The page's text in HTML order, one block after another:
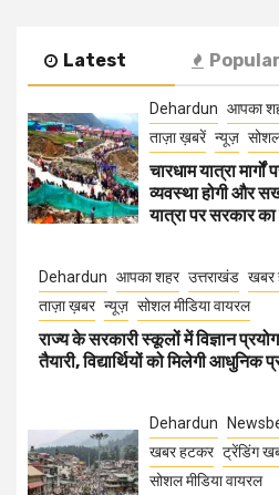
Latest Popular
Dehardun आपका
ताज़ा ख़बरें न्यूज़
चारधाम यात्रा
व्यवस्था होगी और
यात्रा पर सरकार
Dehardun आपका शहर उत्तराखंड खबर
ताज़ा ख़बर न्यूज़ सोशल मीडिया वायरल
राज्य के सरकारी स्कूलों में विज्ञान
तैयारी, विद्यार्थियों को मिलेगी आधुनिक
Dehardun
खबर हटकर ट्रेंडिंग
सोशल मीडिया वायरल